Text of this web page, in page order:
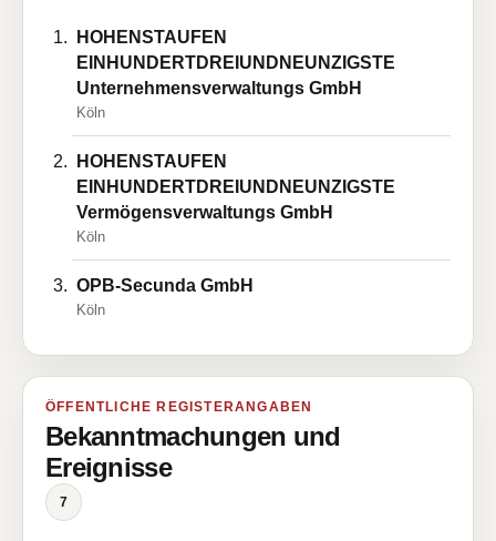
HOHENSTAUFEN
EINHUNDERTDREIUNDNEUNZIGSTE
Unternehmensverwaltungs GmbH
Köln
HOHENSTAUFEN
EINHUNDERTDREIUNDNEUNZIGSTE
Vermögensverwaltungs GmbH
Köln
OPB-Secunda GmbH
Köln
ÖFFENTLICHE REGISTERANGABEN
Bekanntmachungen und
Ereignisse
7